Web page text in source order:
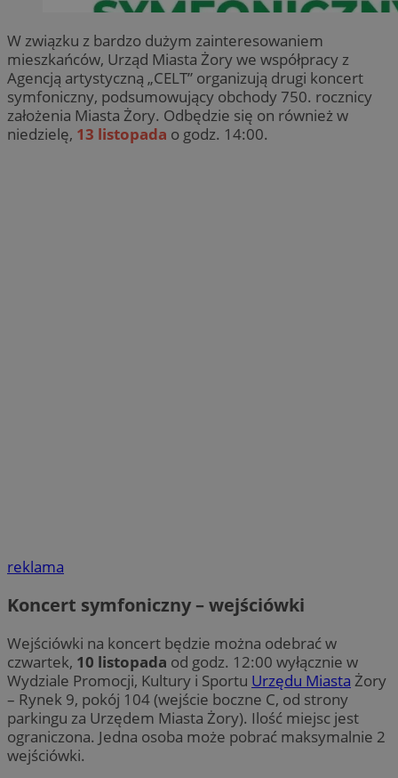
W związku z bardzo dużym zainteresowaniem
mieszkańców, Urząd Miasta Żory we współpracy z
Agencją artystyczną „CELT” organizują drugi koncert
symfoniczny, podsumowujący obchody 750. rocznicy
założenia Miasta Żory. Odbędzie się on również w
niedzielę, 13 listopada o godz. 14:00.
reklama
Koncert symfoniczny – wejściówki
Wejściówki na koncert będzie można odebrać w
czwartek, 10 listopada od godz. 12:00 wyłącznie w
Wydziale Promocji, Kultury i Sportu Urzędu Miasta Żory
– Rynek 9, pokój 104 (wejście boczne C, od strony
parkingu za Urzędem Miasta Żory). Ilość miejsc jest
ograniczona. Jedna osoba może pobrać maksymalnie 2
wejściówki.